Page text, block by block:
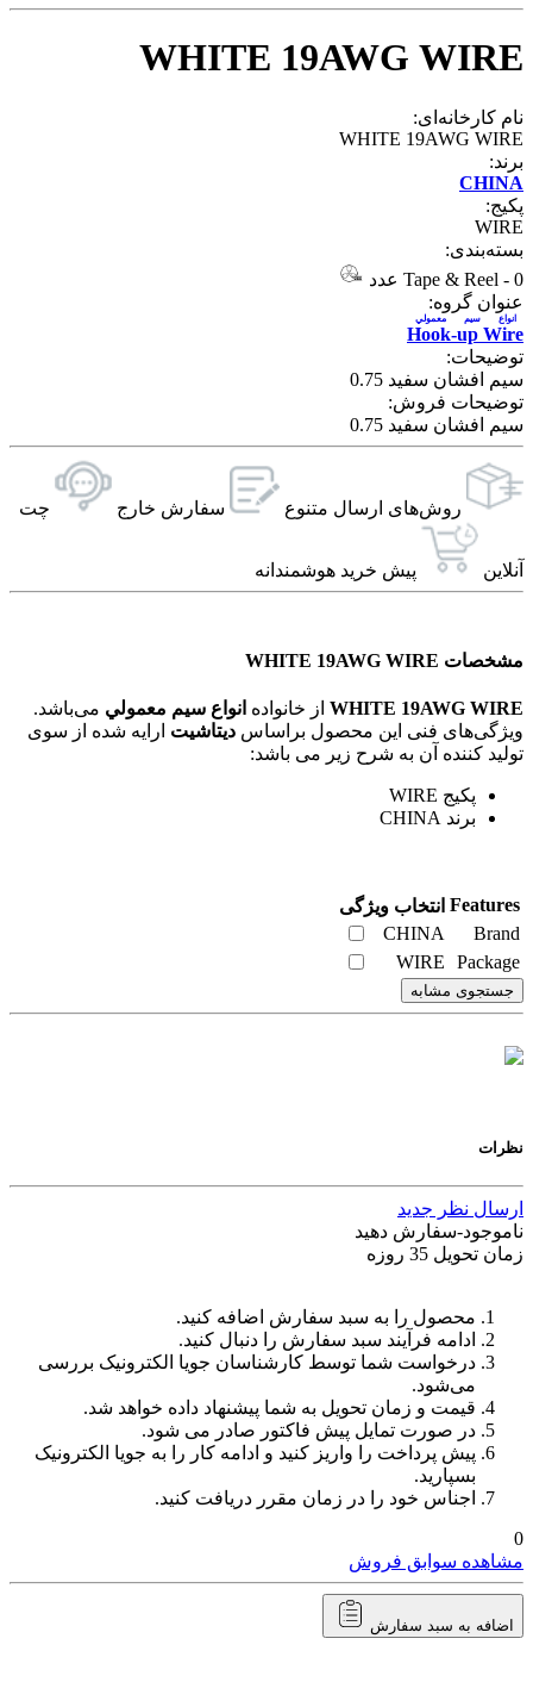
WHITE 19AWG WIRE
نام کارخانه‌ای:
WHITE 19AWG WIRE
برند:
CHINA
پکیج:
WIRE
بسته‌بندی:
Tape & Reel - 0 عدد
عنوان گروه:
Hook-up Wire
انواع سيم معمولي
توضیحات:
سیم افشان سفید 0.75
توضیحات فروش:
سیم افشان سفید 0.75
روش‌های ارسال‌ متنوع سفارش خارج چت
آنلاین پیش خرید هوشمندانه
مشخصات WHITE 19AWG WIRE
WHITE 19AWG WIRE از خانواده انواع سيم معمولي می‌باشد.
ویژگی‌های فنی این محصول براساس دیتاشیت ارایه شده از سوی
تولید کننده آن به شرح زیر می باشد:
پکیج WIRE
برند CHINA
Features انتخاب ویژگی
Brand
CHINA
Package
WIRE
جستجوی مشابه
نظرات
ارسال نظر جدید
ناموجود-سفارش دهید
زمان تحویل 35 روزه
محصول را به سبد سفارش اضافه کنید.
ادامه فرآیند سبد سفارش را دنبال کنید.
درخواست شما توسط کارشناسان جویا الکترونیک بررسی
می‌شود.
قیمت و زمان تحویل به شما پیشنهاد داده خواهد شد.
در صورت تمایل پیش فاکتور صادر می شود.
پیش پرداخت را واریز کنید و ادامه کار را به جویا الکترونیک
بسپارید.
اجناس خود را در زمان مقرر دریافت کنید.
0
مشاهده سوابق فروش
اضافه به سبد سفارش